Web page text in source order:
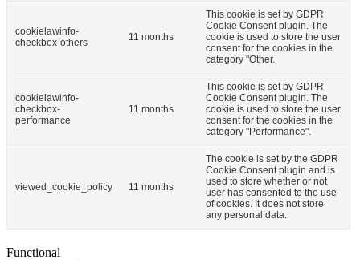
cookielawinfo-
checkbox-others
11 months
This cookie is set by GDPR
Cookie Consent plugin. The
cookie is used to store the user
consent for the cookies in the
category "Other.
cookielawinfo-
checkbox-
performance
11 months
This cookie is set by GDPR
Cookie Consent plugin. The
cookie is used to store the user
consent for the cookies in the
category "Performance".
viewed_cookie_policy 11 months
The cookie is set by the GDPR
Cookie Consent plugin and is
used to store whether or not
user has consented to the use
of cookies. It does not store
any personal data.
Functional